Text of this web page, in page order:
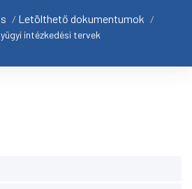
/ Letölthető dokumentumok /
intézkedési tervek